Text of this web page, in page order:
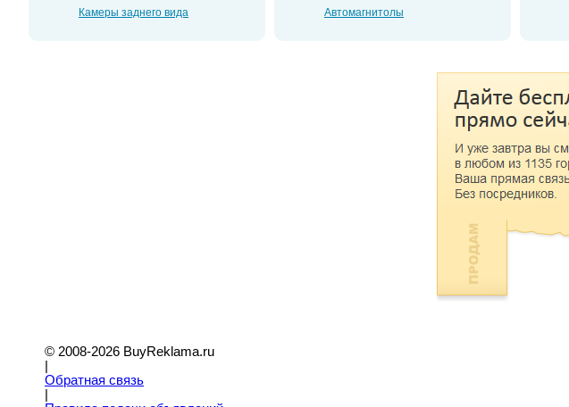
Камеры заднего вида Автомагнитолы
© 2008-2026 BuyReklama.ru
Обратная связь